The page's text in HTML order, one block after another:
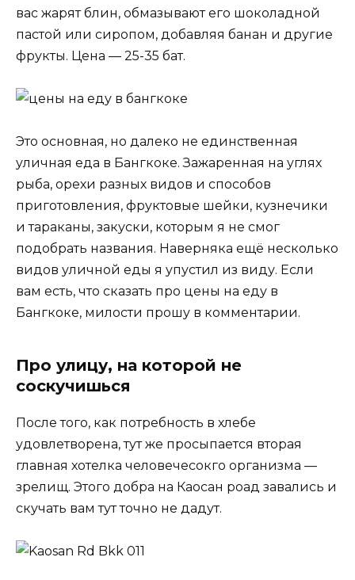
вас жарят блин, обмазывают его шоколадной
пастой или сиропом, добавляя банан и другие
фрукты. Цена — 25-35 бат.
Это основная, но далеко не единственная
уличная еда в Бангкоке. Зажаренная на углях
рыба, орехи разных видов и способов
приготовления, фруктовые шейки, кузнечики
и тараканы, закуски, которым я не смог
подобрать названия. Наверняка ещё несколько
видов уличной еды я упустил из виду. Если
вам есть, что сказать про цены на еду в
Бангкоке, милости прошу в комментарии.
Про улицу, на которой не
соскучишься
После того, как потребность в хлебе
удовлетворена, тут же просыпается вторая
главная хотелка человечесокго организма —
зрелищ. Этого добра на Каосан роад завались и
скучать вам тут точно не дадут.